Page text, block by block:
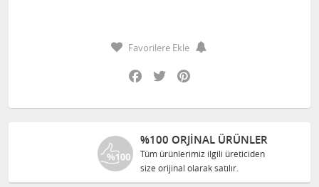
Favorilere Ekle
Facebook
Twitter
%100 ORJINAL ÜRÜNLER
Tüm ürünlerimiz ilgili üreticiden
size orijinal olarak satılır.